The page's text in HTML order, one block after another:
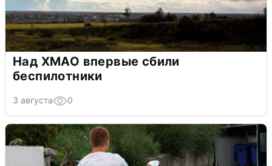
Над ХМАО впервые сбили
беспилотники
3 августа 0